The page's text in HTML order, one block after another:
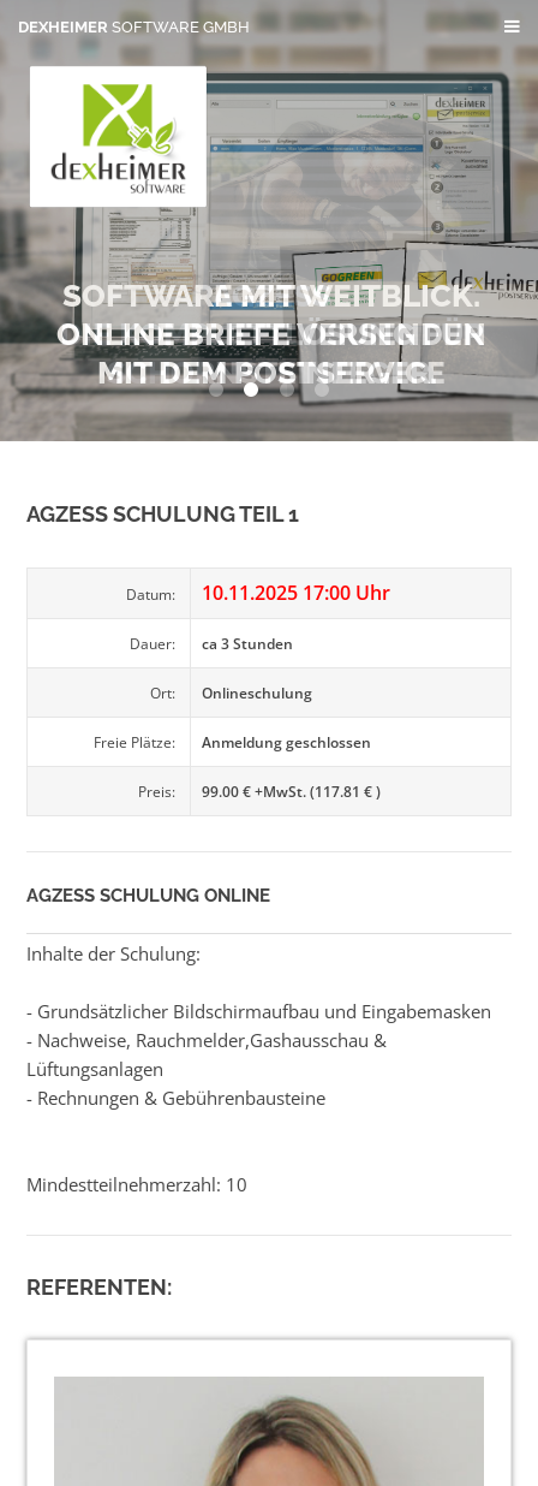
DEXHEIMER SOFTWARE GMBH
AGZESS
DIE KOMPLETTLÖSUNG FÜR
SCHORNSTEINFEGER.
SOFTWARE MIT WEITBLICK.
ONLINE BRIEFE VERSENDEN
MIT DEM POSTSERVICE
0 1 2 3
AGZESS SCHULUNG TEIL 1
Datum: 10.11.2025 17:00 Uhr
Dauer: ca 3 Stunden
Ort: Onlineschulung
Freie Plätze: Anmeldung geschlossen
Preis: 99.00 € +MwSt. (117.81 € )
AGZESS SCHULUNG ONLINE
Inhalte der Schulung:
- Grundsätzlicher Bildschirmaufbau und Eingabemasken
- Nachweise, Rauchmelder,Gashausschau &
Lüftungsanlagen
- Rechnungen & Gebührenbausteine
Mindestteilnehmerzahl: 10
REFERENTEN: